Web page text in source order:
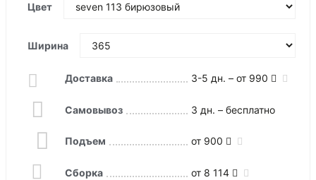
Цвет
Ширина
Доставка 3-5 дн. – от 990
Самовывоз 3 дн. – бесплатно
Подъем от 900
Сборка от 8 114